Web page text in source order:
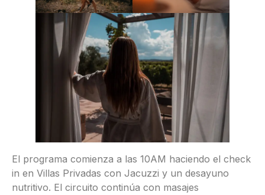
El programa comienza a las 10AM haciendo el check
in en Villas Privadas con Jacuzzi y un desayuno
nutritivo. El circuito continúa con masajes